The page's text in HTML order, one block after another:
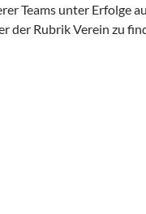
Teams unter Erfolge
der Rubrik Verein zu